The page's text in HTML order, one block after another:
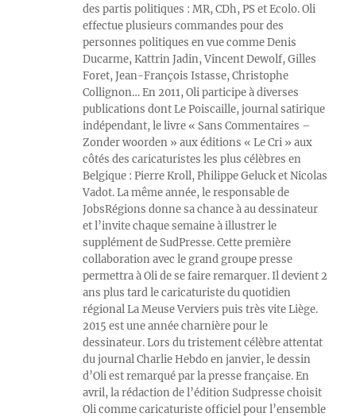
des partis politiques : MR, CDh, PS et Ecolo. Oli
effectue plusieurs commandes pour des
personnes politiques en vue comme Denis
Ducarme, Kattrin Jadin, Vincent Dewolf, Gilles
Foret, Jean-François Istasse, Christophe
Collignon… En 2011, Oli participe à diverses
publications dont Le Poiscaille, journal satirique
indépendant, le livre « Sans Commentaires –
Zonder woorden » aux éditions « Le Cri » aux
côtés des caricaturistes les plus célèbres en
Belgique : Pierre Kroll, Philippe Geluck et Nicolas
Vadot. La même année, le responsable de
JobsRégions donne sa chance à au dessinateur
et l’invite chaque semaine à illustrer le
supplément de SudPresse. Cette première
collaboration avec le grand groupe presse
permettra à Oli de se faire remarquer. Il devient 2
ans plus tard le caricaturiste du quotidien
régional La Meuse Verviers puis très vite Liège.
2015 est une année charnière pour le
dessinateur. Lors du tristement célèbre attentat
du journal Charlie Hebdo en janvier, le dessin
d’Oli est remarqué par la presse française. En
avril, la rédaction de l’édition Sudpresse choisit
Oli comme caricaturiste officiel pour l’ensemble